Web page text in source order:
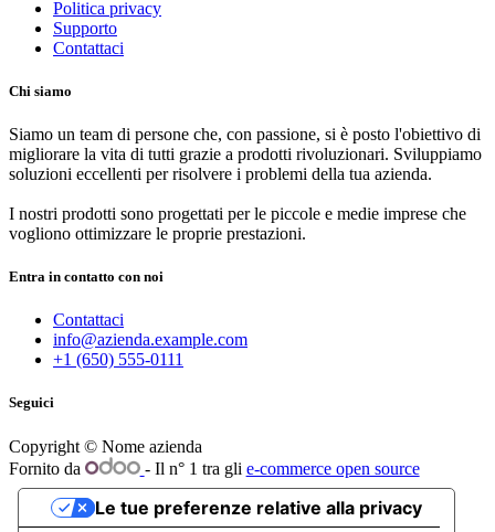
Politica privacy
Supporto
Contattaci
Chi siamo
Siamo un team di persone che, con passione, si è posto l'obiettivo di
migliorare la vita di tutti grazie a prodotti rivoluzionari. Sviluppiamo
soluzioni eccellenti per risolvere i problemi della tua azienda.
I nostri prodotti sono progettati per le piccole e medie imprese che
vogliono ottimizzare le proprie prestazioni.
Entra in contatto con noi
Contattaci
info@azienda.example.com
+1 (650) 555-0111
Seguici
Copyright © Nome azienda
Fornito da
- Il n° 1 tra gli e-commerce open source
Le tue preferenze relative alla privacy